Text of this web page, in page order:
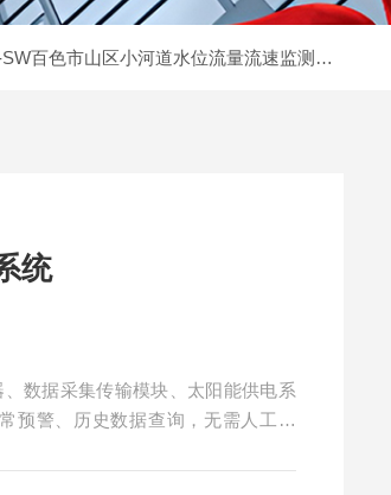
百色市山区小河道水位流量流速监测系统
统
数据采集传输模块、太阳能供电系
预警、历史数据查询，无需人工值